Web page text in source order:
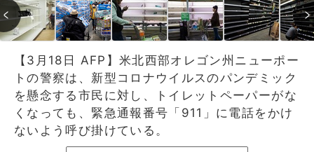
【3月18日 AFP】米北西部オレゴン州ニューポー
トの警察は、新型コロナウイルスのパンデミック
を懸念する市民に対し、トイレットペーパーがな
くなっても、緊急通報番号「911」に電話をかけ
ないよう呼び掛けている。